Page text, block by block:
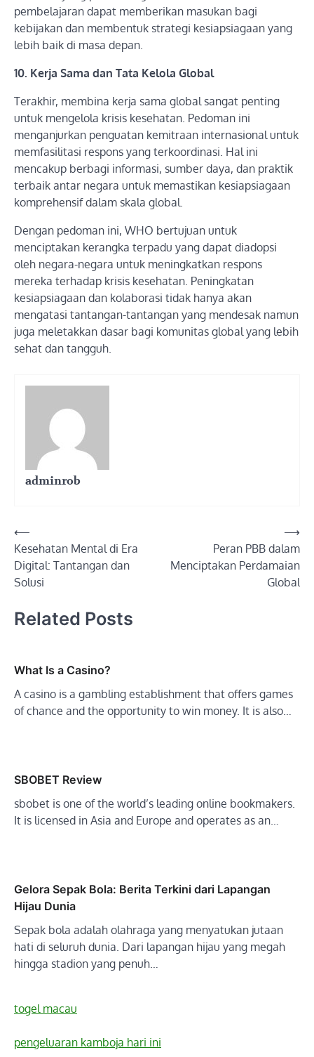
pembelajaran dapat memberikan masukan bagi
kebijakan dan membentuk strategi kesiapsiagaan yang
lebih baik di masa depan.
10. Kerja Sama dan Tata Kelola Global
Terakhir, membina kerja sama global sangat penting
untuk mengelola krisis kesehatan. Pedoman ini
menganjurkan penguatan kemitraan internasional untuk
memfasilitasi respons yang terkoordinasi. Hal ini
mencakup berbagi informasi, sumber daya, dan praktik
terbaik antar negara untuk memastikan kesiapsiagaan
komprehensif dalam skala global.
Dengan pedoman ini, WHO bertujuan untuk
menciptakan kerangka terpadu yang dapat diadopsi
oleh negara-negara untuk meningkatkan respons
mereka terhadap krisis kesehatan. Peningkatan
kesiapsiagaan dan kolaborasi tidak hanya akan
mengatasi tantangan-tantangan yang mendesak namun
juga meletakkan dasar bagi komunitas global yang lebih
sehat dan tangguh.
adminrob
Post
navigation
⟵
Kesehatan Mental di Era
Digital: Tantangan dan
Solusi
Peran PBB dalam
Menciptakan Perdamaian
Global
⟶
Related Posts
What Is a Casino?
A casino is a gambling establishment that offers games
of chance and the opportunity to win money. It is also…
SBOBET Review
sbobet is one of the world’s leading online bookmakers.
It is licensed in Asia and Europe and operates as an…
Gelora Sepak Bola: Berita Terkini dari Lapangan
Hijau Dunia
Sepak bola adalah olahraga yang menyatukan jutaan
hati di seluruh dunia. Dari lapangan hijau yang megah
hingga stadion yang penuh…
togel macau
pengeluaran kamboja hari ini